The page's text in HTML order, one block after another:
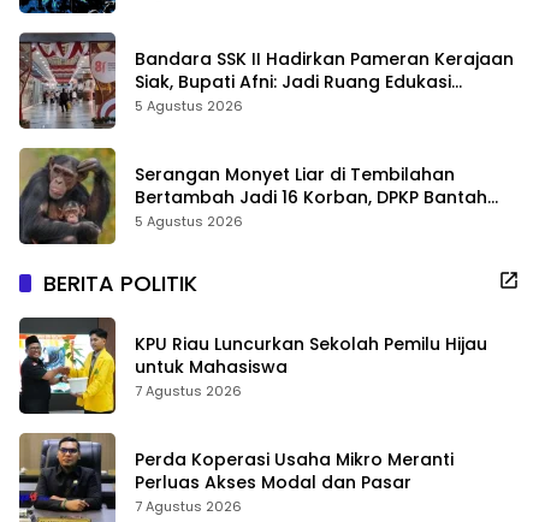
Bandara SSK II Hadirkan Pameran Kerajaan
Siak, Bupati Afni: Jadi Ruang Edukasi
Sejarah Riau
5 Agustus 2026
Serangan Monyet Liar di Tembilahan
Bertambah Jadi 16 Korban, DPKP Bantah
Video Gerombolan Viral
5 Agustus 2026
BERITA POLITIK
KPU Riau Luncurkan Sekolah Pemilu Hijau
untuk Mahasiswa
7 Agustus 2026
Perda Koperasi Usaha Mikro Meranti
Perluas Akses Modal dan Pasar
7 Agustus 2026